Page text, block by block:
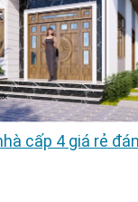
cấp 4 giá rẻ